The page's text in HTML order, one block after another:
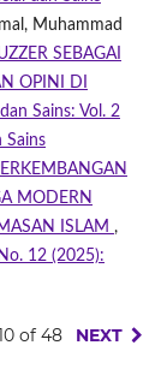
Muhammad
SEBAGAI
OPINI DI
Sains: Vol. 2
Sains
MODERN
ISLAM ,
12 (2025):
of 48 NEXT